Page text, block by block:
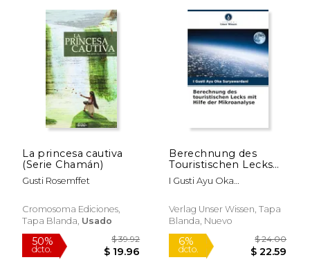
50%
dcto. $ 57.33
15%
La princesa cautiva
(Serie Chamán)
Gusti Rosemffet
Cromosoma Ediciones,
Tapa Blanda, Usado
Berechnung des
Touristischen Lecks
mit Hilfe der
Mikroanalyse (en
I Gusti Ayu Oka
Verlag Unser Wissen, Tapa
Blanda, Nuevo